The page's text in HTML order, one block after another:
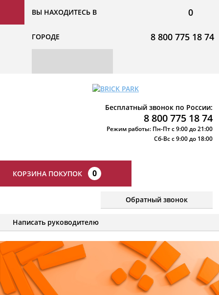
ВЫ НАХОДИТЕСЬ В
ГОРОДЕ
0
8 800 775 18 74
Бесплатный звонок по России:
8 800 775 18 74
Режим работы: Пн-Пт с 9:00 до 21:00
Сб-Вс с 9:00 до 18:00
КОРЗИНА ПОКУПОК 0
Обратный звонок
Написать руководителю